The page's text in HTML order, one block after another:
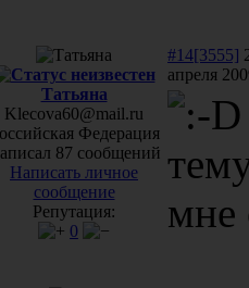
Татьяна
Klecova60@mail.ru
Федерация
87 сообщений
Написать личное
сообщение
Репутация:
0
#14[3555]
апреля
мне